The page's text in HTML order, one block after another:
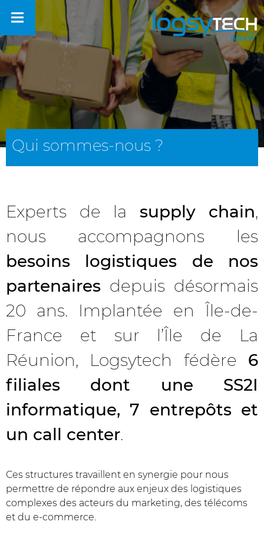
Qui sommes-nous ?
Experts de la supply chain,
nous accompagnons les
besoins logistiques de nos
partenaires depuis désormais
20 ans. Implantée en Île-de-
France et sur l’Île de La
Réunion, Logsytech fédère 6
filiales dont une SS2I
informatique, 7 entrepôts et
un call center.
Ces structures travaillent en synergie pour nous
permettre de répondre aux enjeux des logistiques
complexes des acteurs du marketing, des télécoms
et du e-commerce.